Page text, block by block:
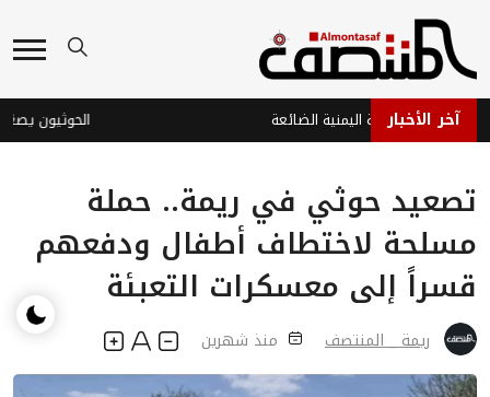
آخر الأخبار
والدبلوماسية اليمنية الضائعة الحوثيون
تصعيد حوثي في ريمة.. حملة
مسلحة لاختطاف أطفال ودفعهم
قسراً إلى معسكرات التعبئة
ريمة _ المنتصف منذ شهرين